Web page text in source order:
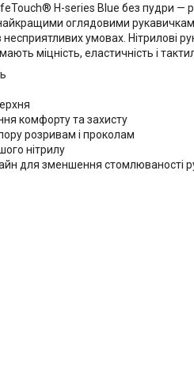
H-series Blue без пудри —
оглядовими
умовах. Нітрилові
міцність, еластичність і
комфорту та захисту
розривам і проколам
нітрилу
для зменшення стомлюваності